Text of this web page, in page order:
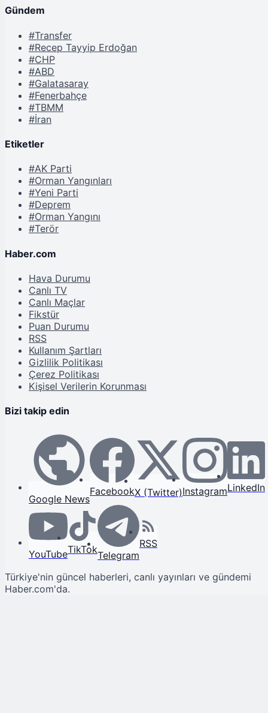
Gündem
#Transfer
#Recep Tayyip Erdoğan
#CHP
#ABD
#Galatasaray
#Fenerbahçe
#TBMM
#İran
Etiketler
#AK Parti
#Orman Yangınları
#Yeni Parti
#Deprem
#Orman Yangını
#Terör
Haber.com
Hava Durumu
Canlı TV
Canlı Maçlar
Fikstür
Puan Durumu
RSS
Kullanım Şartları
Gizlilik Politikası
Çerez Politikası
Kişisel Verilerin Korunması
Bizi takip edin
Google News
FacebookX (Twitter)InstagramLinkedIn
YouTubeTikTokTelegram
RSS
Türkiye'nin güncel haberleri, canlı yayınları ve gündemi
Haber.com'da.